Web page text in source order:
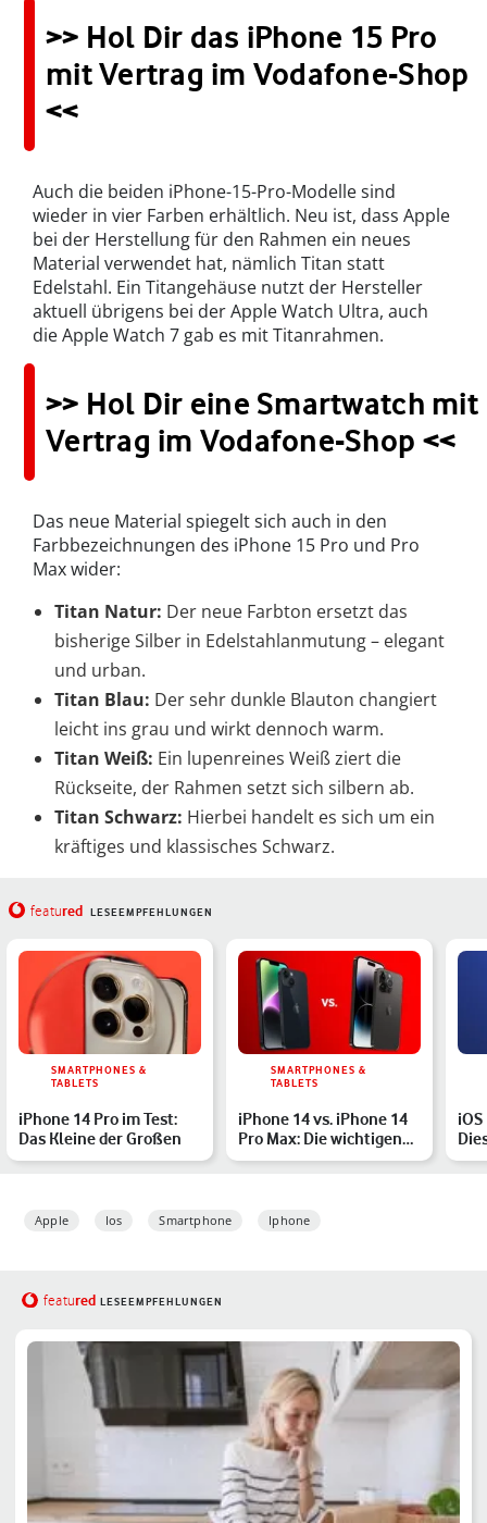
>> Hol Dir das iPhone 15 Pro
mit Vertrag im Vodafone-Shop
<<
Auch die beiden iPhone-15-Pro-Modelle sind
wieder in vier Farben erhältlich. Neu ist, dass Apple
bei der Herstellung für den Rahmen ein neues
Material verwendet hat, nämlich Titan statt
Edelstahl. Ein Titangehäuse nutzt der Hersteller
aktuell übrigens bei der Apple Watch Ultra, auch
die Apple Watch 7 gab es mit Titanrahmen.
>> Hol Dir eine Smartwatch mit
Vertrag im Vodafone-Shop <<
Das neue Material spiegelt sich auch in den
Farbbezeichnungen des iPhone 15 Pro und Pro
Max wider:
Titan Natur: Der neue Farbton ersetzt das
bisherige Silber in Edelstahlanmutung – elegant
und urban.
Titan Blau: Der sehr dunkle Blauton changiert
leicht ins grau und wirkt dennoch warm.
Titan Weiß: Ein lupenreines Weiß ziert die
Rückseite, der Rahmen setzt sich silbern ab.
Titan Schwarz: Hierbei handelt es sich um ein
kräftiges und klassisches Schwarz.
featured LESEEMPFEHLUNGEN
SMARTPHONES &
TABLETS
iPhone 14 Pro im Test:
Das Kleine der Großen
SMARTPHONES &
TABLETS
iPhone 14 vs. iPhone 14
Pro Max: Die wichtigen
Specs im Vergleich
das
Apple Ios Smartphone Iphone
featured LESEEMPFEHLUNGEN